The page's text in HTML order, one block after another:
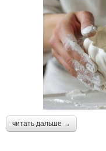
читать дальше →